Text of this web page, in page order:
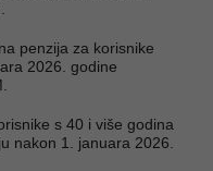
penzija za korisnike
2026. godine
s 40 i više godina
nakon 1. januara 2026.